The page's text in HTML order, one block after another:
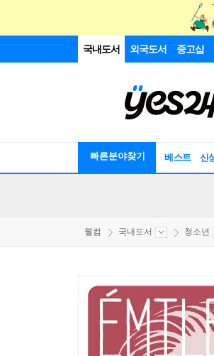
국내도서 외국도서 중고샵
빠른분야찾기 베스트 신
웰컴 국내도서 청소년